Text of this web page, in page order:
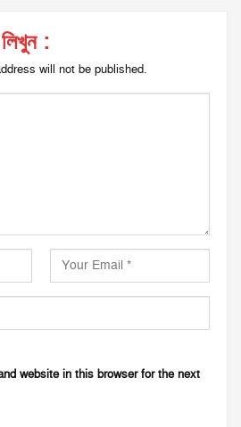
:
will not be published.
website in this browser for the next